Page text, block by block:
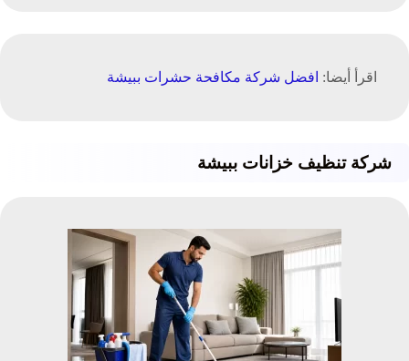
اقرأ أيضا: افضل شركة مكافحة حشرات ببيشة
شركة تنظيف خزانات ببيشة